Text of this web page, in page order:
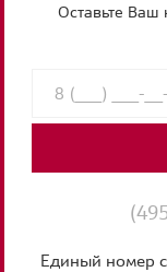
Оставьте Ваш
Единый номер